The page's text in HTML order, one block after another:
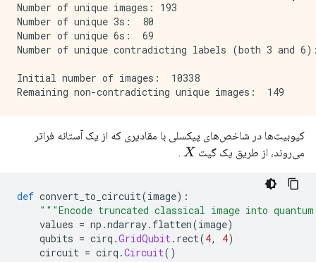
Number of unique images: 193
Number of unique 3s:  80
Number of unique 6s:  69
Number of unique contradicting labels (both 3 and
Initial number of images:  10338
کیوبیت‌ها در شاخص‌های پیکسلی با مقادیری که از یک آستانه فراتر
می‌روند، از طریق یک گیت
X
.
def convert_to_circuit(image):
"""Encode truncated classical image into
values = np .ndarray. flatten(image)
qubits = cirq .GridQubit. rect(4, 4)
circuit = cirq .Circuit()